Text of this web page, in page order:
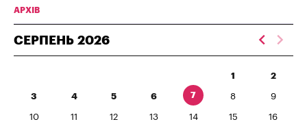
АРХІВ
СЕРПЕНЬ 2026
1 2
3 4 5 6 7 8 9
10 11 12 13 14 15 16